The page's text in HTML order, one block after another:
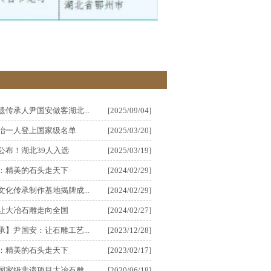
传承人尹国安做客湖北... [2025/09/04]
一人登上国家级名单 [2025/03/20]
布！湖北39人入选 [2025/03/19]
精美的石头走天下 [2024/02/29]
化传承制作基地揭牌成... [2024/02/29]
大冶石雕走向全国 [2024/02/27]
】尹国安：让石雕工艺... [2023/12/28]
精美的石头走天下 [2023/02/17]